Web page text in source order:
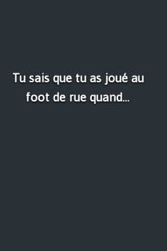
Tu sais que tu as joué au
foot de rue quand...